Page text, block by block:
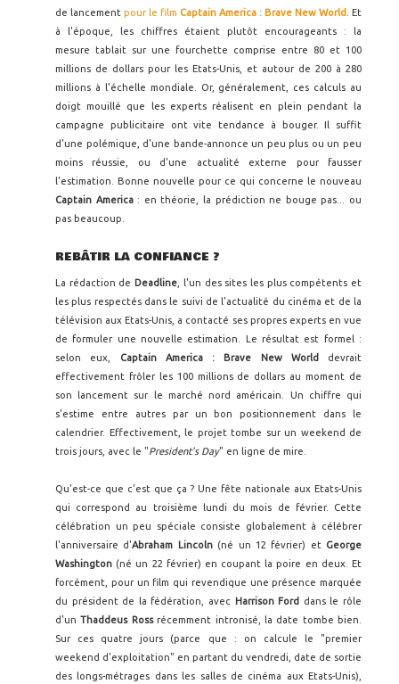
de lancement pour le film Captain America : Brave New World
. Et
à l'époque, les chiffres étaient plutôt encourageants : la
mesure tablait sur une fourchette comprise entre 80 et 100
millions de dollars pour les Etats-Unis, et autour de 200 à 280
millions à l'échelle mondiale. Or, généralement, ces calculs au
doigt mouillé que les experts réalisent en plein pendant la
campagne publicitaire ont vite tendance à bouger. Il suffit
d'une polémique, d'une bande-annonce un peu plus ou un peu
moins réussie, ou d'une actualité externe pour fausser
l'estimation. Bonne nouvelle pour ce qui concerne le nouveau
Captain America: en théorie, la prédiction ne bouge pas... ou
pas beaucoup.
REBÂTIR LA CONFIANCE ?
La rédaction de Deadline , l'un des sites les plus compétents et
les plus respectés dans le suivi de l'actualité du cinéma et de la
télévision aux Etats-Unis, a contacté ses propres experts en vue
de formuler une nouvelle estimation. Le résultat est formel :
selon eux,
Captain America : Brave New World
devrait
effectivement frôler les 100 millions de dollars au moment de
son lancement sur le marché nord américain. Un chiffre qui
s'estime entre autres par un bon positionnement dans le
calendrier. Effectivement, le projet tombe sur un weekend de
trois jours, avec le "President's Day" en ligne de mire.
Qu'est-ce que c'est que ça ? Une fête nationale aux Etats-Unis
qui correspond au troisième lundi du mois de février. Cette
célébration un peu spéciale consiste globalement à célébrer
l'anniversaire d'Abraham Lincoln(né un 12 février) et George
Washington (né un 22 février) en coupant la poire en deux. Et
forcément, pour un film qui revendique une présence marquée
du président de la fédération, avec
Harrison Ford
dans le rôle
d'unThaddeus Rossrécemment intronisé, la date tombe bien.
Sur ces quatre jours (parce que : on calcule le "premier
weekend d'exploitation" en partant du vendredi, date de sortie
des longs-métrages dans les salles de cinéma aux Etats-Unis),